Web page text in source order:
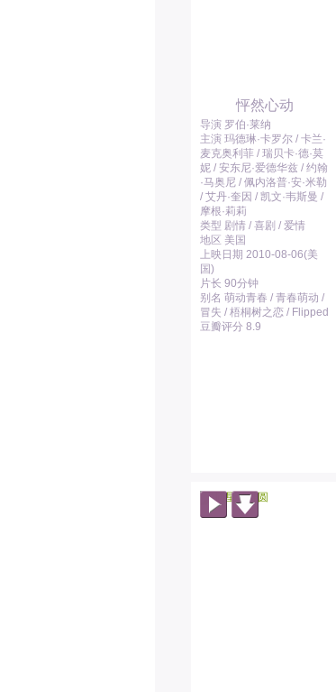
怦然心动
导演 罗伯·莱纳
主演 玛德琳·卡罗尔 / 卡兰·
麦克奥利菲 / 瑞贝卡·德·莫
妮 / 安东尼·爱德华兹 / 约翰
·马奥尼 / 佩内洛普·安·米勒
/ 艾丹·奎因 / 凯文·韦斯曼 /
摩根·莉莉
类型 剧情 / 喜剧 / 爱情
地区 美国
上映日期 2010-08-06(美
国)
片长 90分钟
别名 萌动青春 / 青春萌动 /
冒失 / 梧桐树之恋 / Flipped
豆瓣评分 8.9